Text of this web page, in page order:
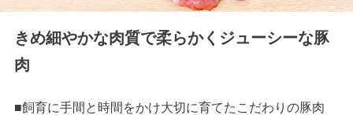
きめ細やかな肉質で柔らかくジューシーな豚
肉
■飼育に手間と時間をかけ大切に育てたこだわりの豚肉